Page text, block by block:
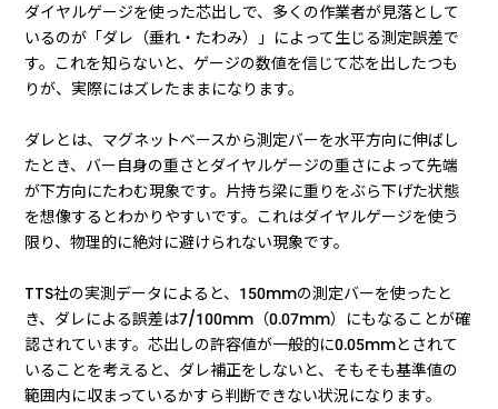
ダイヤルゲージを使った芯出しで、多くの作業者が見落として
いるのが「ダレ（垂れ・たわみ）」によって生じる測定誤差で
す。これを知らないと、ゲージの数値を信じて芯を出したつも
りが、実際にはズレたままになります。
ダレとは、マグネットベースから測定バーを水平方向に伸ばし
たとき、バー自身の重さとダイヤルゲージの重さによって先端
が下方向にたわむ現象です。片持ち梁に重りをぶら下げた状態
を想像するとわかりやすいです。これはダイヤルゲージを使う
限り、物理的に絶対に避けられない現象です。
TTS社の実測データによると、150mmの測定バーを使ったと
き、ダレによる誤差は7/100mm（0.07mm）にもなることが確
認されています。芯出しの許容値が一般的に0.05mmとされて
いることを考えると、ダレ補正をしないと、そもそも基準値の
範囲内に収まっているかすら判断できない状況になります。